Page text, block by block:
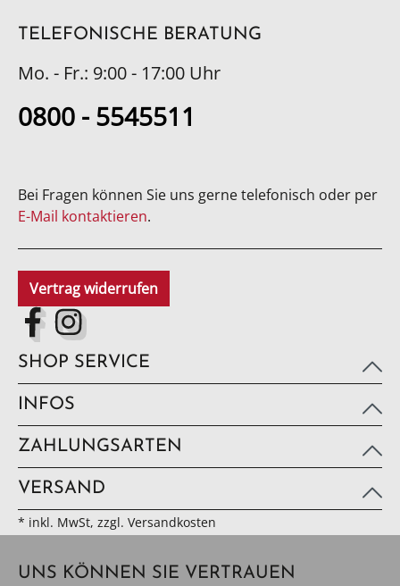
TELEFONISCHE BERATUNG
Mo. - Fr.: 9:00 - 17:00 Uhr
0800 - 5545511
Bei Fragen können Sie uns gerne telefonisch oder per
E-Mail kontaktieren.
Vertrag widerrufen
SHOP SERVICE
INFOS
ZAHLUNGSARTEN
VERSAND
* inkl. MwSt, zzgl. Versandkosten
UNS KÖNNEN SIE VERTRAUEN